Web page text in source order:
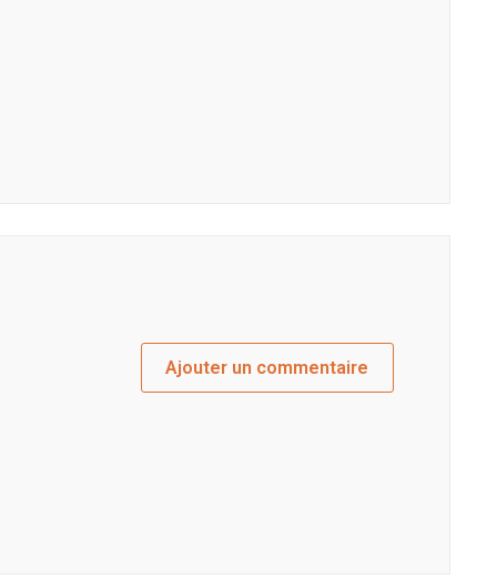
Ajouter un commentaire